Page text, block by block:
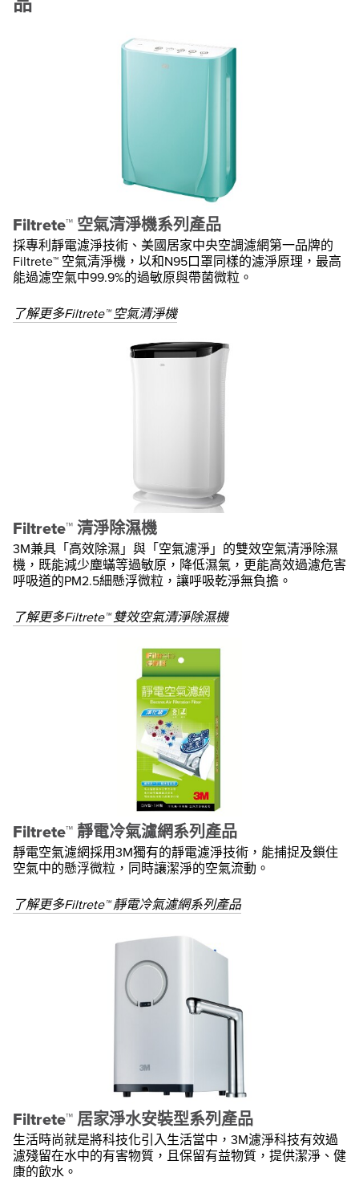
Filtrete™ 空氣清淨機系列產品
採專利靜電濾淨技術、美國居家中央空調濾網第一品牌的
Filtrete™ 空氣清淨機，以和N95口罩同樣的濾淨原理，最高
能過濾空氣中99.9%的過敏原與帶菌微粒。
了解更多Filtrete™ 空氣清淨機
Filtrete™ 清淨除濕機
3M兼具「高效除濕」與「空氣濾淨」的雙效空氣清淨除濕
機，既能減少塵蟎等過敏原，降低濕氣，更能高效過濾危害
呼吸道的PM2.5細懸浮微粒，讓呼吸乾淨無負擔。
了解更多Filtrete™ 雙效空氣清淨除濕機
Filtrete™ 靜電冷氣濾網系列產品
靜電空氣濾網採用3M獨有的靜電濾淨技術，能捕捉及鎖住
空氣中的懸浮微粒，同時讓潔淨的空氣流動。
了解更多Filtrete™ 靜電冷氣濾網系列產品
Filtrete™ 居家淨水安裝型系列產品
生活時尚就是將科技化引入生活當中，3M濾淨科技有效過
濾殘留在水中的有害物質，且保留有益物質，提供潔淨、健
康的飲水。